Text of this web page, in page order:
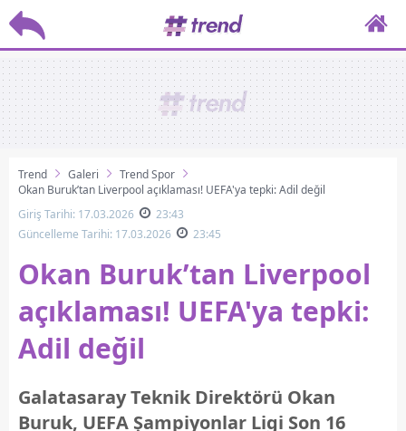
Trend Galeri
Trend Spor
Okan Buruk’tan Liverpool açıklaması! UEFA'ya tepki: Adil değil
Giriş Tarihi: 17.03.2026
23:43
Güncelleme Tarihi: 17.03.2026
23:45
Okan Buruk’tan Liverpool
açıklaması! UEFA'ya tepki:
Adil değil
Galatasaray Teknik Direktörü Okan
Buruk, UEFA Şampiyonlar Ligi Son 16